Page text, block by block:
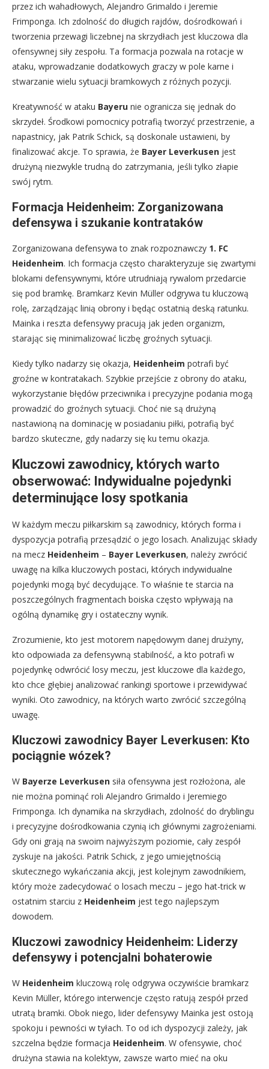
przez ich wahadłowych, Alejandro Grimaldo i Jeremie
Frimponga. Ich zdolność do długich rajdów, dośrodkowań i
tworzenia przewagi liczebnej na skrzydłach jest kluczowa dla
ofensywnej siły zespołu. Ta formacja pozwala na rotacje w
ataku, wprowadzanie dodatkowych graczy w pole karne i
stwarzanie wielu sytuacji bramkowych z różnych pozycji.
Kreatywność w ataku Bayeru nie ogranicza się jednak do
skrzydeł. Środkowi pomocnicy potrafią tworzyć przestrzenie, a
napastnicy, jak Patrik Schick, są doskonale ustawieni, by
finalizować akcje. To sprawia, że Bayer Leverkusen jest
drużyną niezwykle trudną do zatrzymania, jeśli tylko złapie
swój rytm.
Formacja Heidenheim: Zorganizowana
defensywa i szukanie kontrataków
Zorganizowana defensywa to znak rozpoznawczy 1. FC
Heidenheim. Ich formacja często charakteryzuje się zwartymi
blokami defensywnymi, które utrudniają rywalom przedarcie
się pod bramkę. Bramkarz Kevin Müller odgrywa tu kluczową
rolę, zarządzając linią obrony i będąc ostatnią deską ratunku.
Mainka i reszta defensywy pracują jak jeden organizm,
starając się minimalizować liczbę groźnych sytuacji.
Kiedy tylko nadarzy się okazja, Heidenheim potrafi być
groźne w kontratakach. Szybkie przejście z obrony do ataku,
wykorzystanie błędów przeciwnika i precyzyjne podania mogą
prowadzić do groźnych sytuacji. Choć nie są drużyną
nastawioną na dominację w posiadaniu piłki, potrafią być
bardzo skuteczne, gdy nadarzy się ku temu okazja.
Kluczowi zawodnicy, których warto
obserwować: Indywidualne pojedynki
determinujące losy spotkania
W każdym meczu piłkarskim są zawodnicy, których forma i
dyspozycja potrafią przesądzić o jego losach. Analizując składy
na mecz Heidenheim – Bayer Leverkusen, należy zwrócić
uwagę na kilka kluczowych postaci, których indywidualne
pojedynki mogą być decydujące. To właśnie te starcia na
poszczególnych fragmentach boiska często wpływają na
ogólną dynamikę gry i ostateczny wynik.
Zrozumienie, kto jest motorem napędowym danej drużyny,
kto odpowiada za defensywną stabilność, a kto potrafi w
pojedynkę odwrócić losy meczu, jest kluczowe dla każdego,
kto chce głębiej analizować rankingi sportowe i przewidywać
wyniki. Oto zawodnicy, na których warto zwrócić szczególną
uwagę.
Kluczowi zawodnicy Bayer Leverkusen: Kto
pociągnie wózek?
W Bayerze Leverkusen siła ofensywna jest rozłożona, ale
nie można pominąć roli Alejandro Grimaldo i Jeremiego
Frimponga. Ich dynamika na skrzydłach, zdolność do dryblingu
i precyzyjne dośrodkowania czynią ich głównymi zagrożeniami.
Gdy oni grają na swoim najwyższym poziomie, cały zespół
zyskuje na jakości. Patrik Schick, z jego umiejętnością
skutecznego wykańczania akcji, jest kolejnym zawodnikiem,
który może zadecydować o losach meczu – jego hat-trick w
ostatnim starciu z Heidenheim jest tego najlepszym
dowodem.
Kluczowi zawodnicy Heidenheim: Liderzy
defensywy i potencjalni bohaterowie
W Heidenheim kluczową rolę odgrywa oczywiście bramkarz
Kevin Müller, którego interwencje często ratują zespół przed
utratą bramki. Obok niego, lider defensywy Mainka jest ostoją
spokoju i pewności w tyłach. To od ich dyspozycji zależy, jak
szczelna będzie formacja Heidenheim. W ofensywie, choć
drużyna stawia na kolektyw, zawsze warto mieć na oku